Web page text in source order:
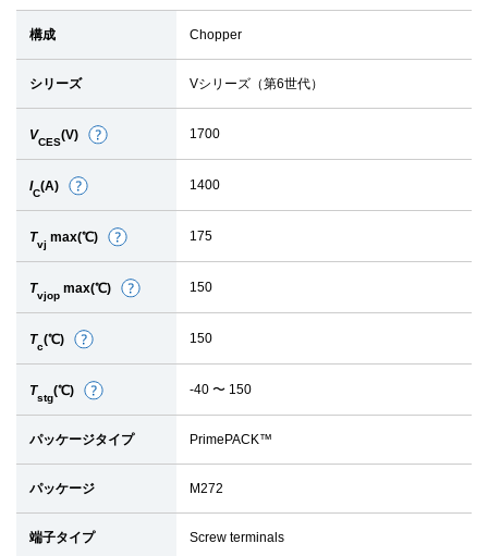
構成 Chopper
シリーズ Vシリーズ（第6世代）
VCES(V)
詳
細
1700
IC(A)
詳
細
1400
Tvj max(℃)
詳
細
175
Tvjop max(℃)
詳
細
150
Tc(℃)
詳
細
150
Tstg(℃)
詳
細
-40 〜 150
パッケージタイプ PrimePACK™
パッケージ M272
端子タイプ Screw terminals